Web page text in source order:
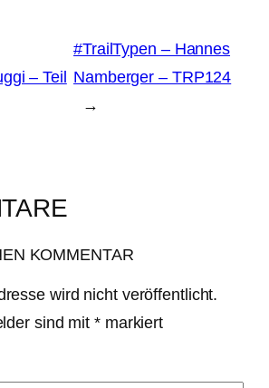
– Teil
#TrailTypen – Hannes
Namberger – TRP124
→
KOMMENTAR
wird nicht veröffentlicht.
sind mit *markiert